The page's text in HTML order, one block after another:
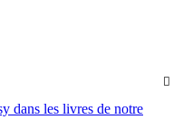

dans les livres de notre